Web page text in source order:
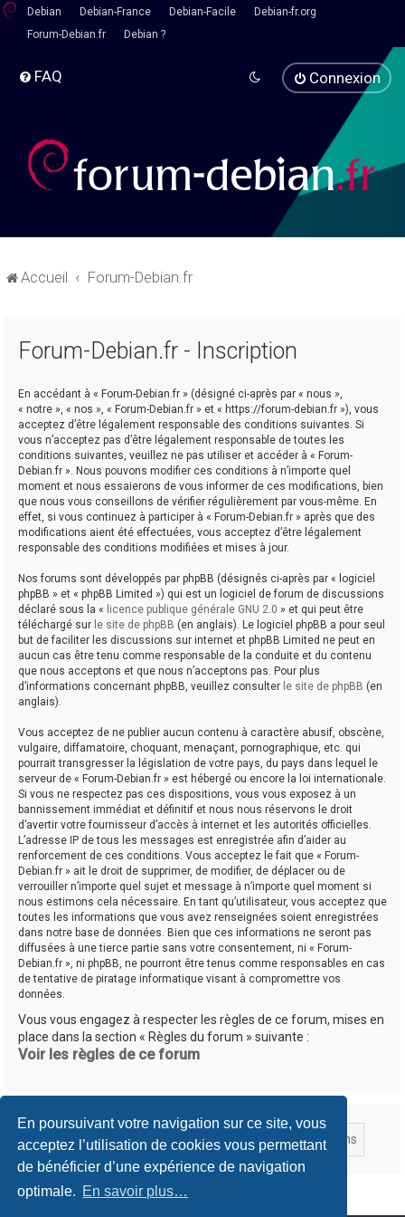
En poursuivant votre navigation sur ce site, vous
acceptez l’utilisation de cookies vous permettant
de bénéficier d’une expérience de navigation
optimale. En savoir plus…
Debian Debian-France Debian-Facile
Debian-fr.org
Forum-Debian.fr
Debian ?
FAQ Connexion
Accueil Forum-Debian.fr
Forum-Debian.fr - Inscription
En accédant à « Forum-Debian.fr » (désigné ci-après par « nous »,
« notre », « nos », « Forum-Debian.fr » et « https://forum-debian.fr »), vous
acceptez d’être légalement responsable des conditions suivantes. Si
vous n’acceptez pas d’être légalement responsable de toutes les
conditions suivantes, veuillez ne pas utiliser et accéder à « Forum-
Debian.fr ». Nous pouvons modifier ces conditions à n’importe quel
moment et nous essaierons de vous informer de ces modifications, bien
que nous vous conseillons de vérifier régulièrement par vous-même. En
effet, si vous continuez à participer à « Forum-Debian.fr » après que des
modifications aient été effectuées, vous acceptez d’être légalement
responsable des conditions modifiées et mises à jour.
Nos forums sont développés par phpBB (désignés ci-après par « logiciel
phpBB » et « phpBB Limited ») qui est un logiciel de forum de discussions
déclaré sous la « licence publique générale GNU 2.0 » et qui peut être
téléchargé sur le site de phpBB (en anglais). Le logiciel phpBB a pour seul
but de faciliter les discussions sur internet et phpBB Limited ne peut en
aucun cas être tenu comme responsable de la conduite et du contenu
que nous acceptons et que nous n’acceptons pas. Pour plus
d’informations concernant phpBB, veuillez consulter le site de phpBB (en
anglais).
Vous acceptez de ne publier aucun contenu à caractère abusif, obscène,
vulgaire, diffamatoire, choquant, menaçant, pornographique, etc. qui
pourrait transgresser la législation de votre pays, du pays dans lequel le
serveur de « Forum-Debian.fr » est hébergé ou encore la loi internationale.
Si vous ne respectez pas ces dispositions, vous vous exposez à un
bannissement immédiat et définitif et nous nous réservons le droit
d’avertir votre fournisseur d’accès à internet et les autorités officielles.
L’adresse IP de tous les messages est enregistrée afin d’aider au
renforcement de ces conditions. Vous acceptez le fait que « Forum-
Debian.fr » ait le droit de supprimer, de modifier, de déplacer ou de
verrouiller n’importe quel sujet et message à n’importe quel moment si
nous estimons cela nécessaire. En tant qu’utilisateur, vous acceptez que
toutes les informations que vous avez renseignées soient enregistrées
dans notre base de données. Bien que ces informations ne seront pas
diffusées à une tierce partie sans votre consentement, ni « Forum-
Debian.fr », ni phpBB, ne pourront être tenus comme responsables en cas
de tentative de piratage informatique visant à compromettre vos
données.
Vous vous engagez à respecter les règles de ce forum, mises en
place dans la section « Règles du forum » suivante :
Voir les règles de ce forum